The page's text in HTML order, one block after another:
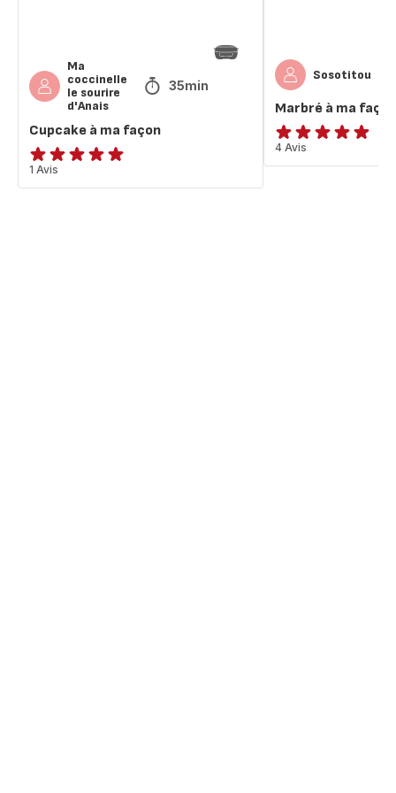
Ma
coccinelle
le sourire
d'Anais
35min
Cupcake à ma façon
Avis
5
1 Avis
Sosotitou
Marbré à ma façon
Avis
5
4 Avis